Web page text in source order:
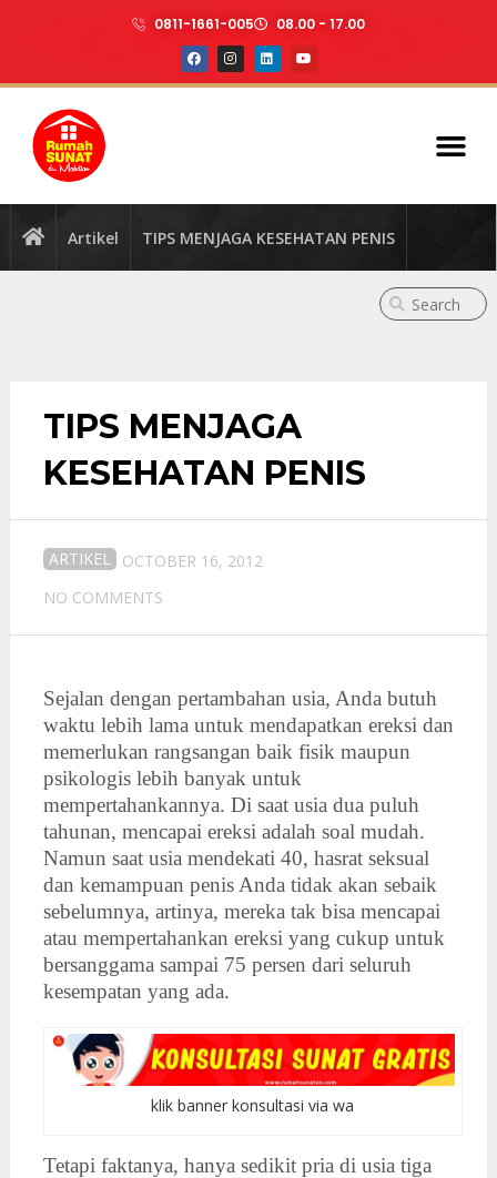
0811-1661-005 08.00 - 17.00
Artikel TIPS MENJAGA KESEHATAN PENIS
TIPS MENJAGA
KESEHATAN PENIS
OCTOBER 16, 2012
ARTIKEL
NO COMMENTS
Sejalan dengan pertambahan usia, Anda butuh
waktu lebih lama untuk mendapatkan ereksi dan
memerlukan rangsangan baik fisik maupun
psikologis lebih banyak untuk
mempertahankannya. Di saat usia dua puluh
tahunan, mencapai ereksi adalah soal mudah.
Namun saat usia mendekati 40, hasrat seksual
dan kemampuan penis Anda tidak akan sebaik
sebelumnya, artinya, mereka tak bisa mencapai
atau mempertahankan ereksi yang cukup untuk
bersanggama sampai 75 persen dari seluruh
kesempatan yang ada.
klik banner konsultasi via wa
Tetapi faktanya, hanya sedikit pria di usia tiga